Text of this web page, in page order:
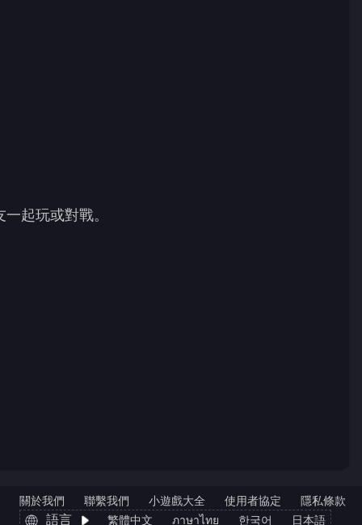
起玩或對戰。
關於我們 聯繫我們 小遊戲大全 使用者協定 隱私條款
語言 繁體中文 ภาษาไทย 한국어 日本語